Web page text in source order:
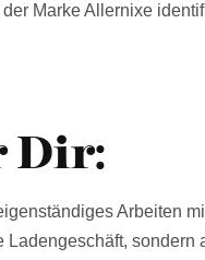
Marke Allernixe
Dir:
Arbeiten